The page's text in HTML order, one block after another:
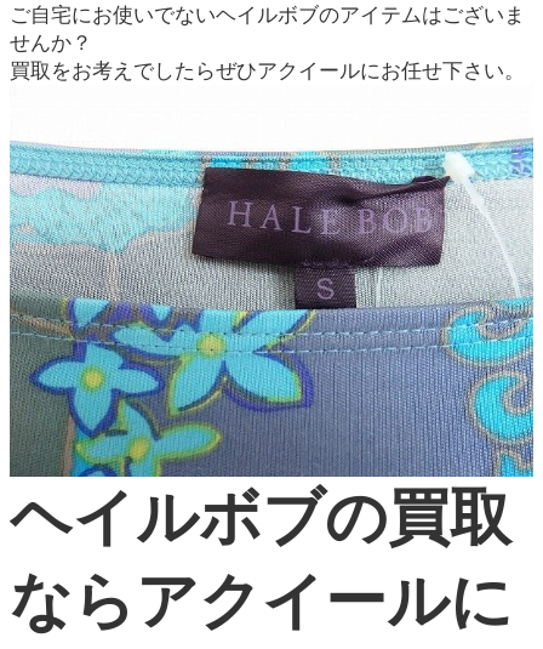
ご自宅にお使いでないヘイルボブのアイテムはございま
せんか？
買取をお考えでしたらぜひアクイールにお任せ下さい。
ヘイルボブの買取
ならアクイールに